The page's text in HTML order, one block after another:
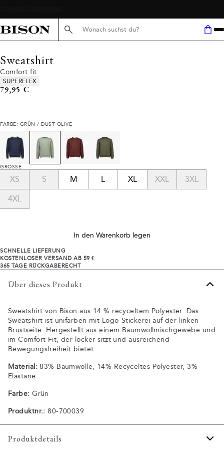
Suche hier...
Sweatshirt
Comfort fit
Produkteigenschaften
SUPERFLEX
Preis
79,95 €
FARBE: GRÜN / DUST OLIVE
GRÖSSE
XS S M L XL XXL 3XL
4XL
In den Warenkorb legen
SCHNELLE LIEFERUNG
KOSTENLOSER VERSAND AB 59 €
365 TAGE RÜCKGABERECHT
Über dieses Produkt
Sweatshirt von Bison aus 14 % recyceltem Polyester. Das
Sweatshirt ist unifarben mit Logo-Stickerei auf der linken
Brustseite. Hergestellt aus einem Baumwollmischgewebe und
im Comfort Fit, der locker sitzt und ausreichend
Bewegungsfreiheit bietet.
Material:83% Baumwolle, 14% Recyceltes Polyester, 3%
Elastane
Farbe: Grün
Produktnr.: 80-700039
Produktdetails